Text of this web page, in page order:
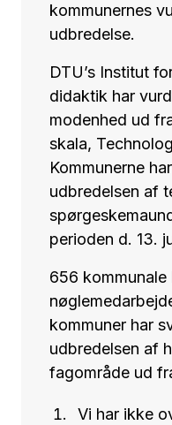
kommunernes
udbredelse.
DTU’s Institut
didaktik har
modenhed ud
skala,
Kommunerne
udbredelsen af
perioden d. 13.
656 kommunale
kommuner har
udbredelsen af
fagområde ud
Vi har ikke